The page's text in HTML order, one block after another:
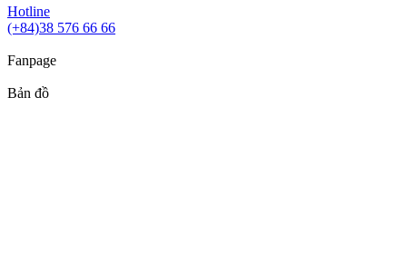
Hotline
(+84)38 576 66 66
Fanpage
Bản đồ